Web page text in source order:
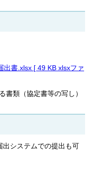
出書.xlsx [ 49 KB xlsxファ
書類（協定書等の写し）
システムでの提出も可